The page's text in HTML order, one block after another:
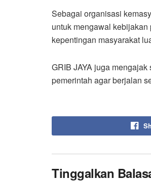
Sebagai organisasi
untuk mengawal
kepentingan masyarakat
GRIB JAYA juga
pemerintah agar berjalan
Tinggalkan